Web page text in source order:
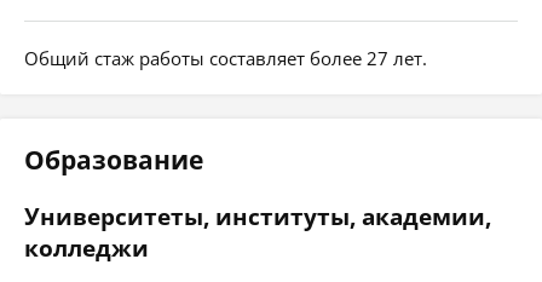
Общий стаж работы составляет более 27 лет.
Образование
Университеты, институты, академии,
колледжи